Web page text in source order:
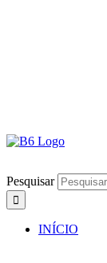
Pesquisar
INÍCIO